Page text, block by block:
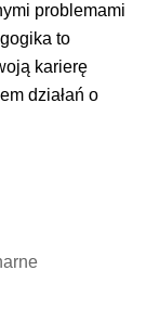
problemami
to
karierę
działań o